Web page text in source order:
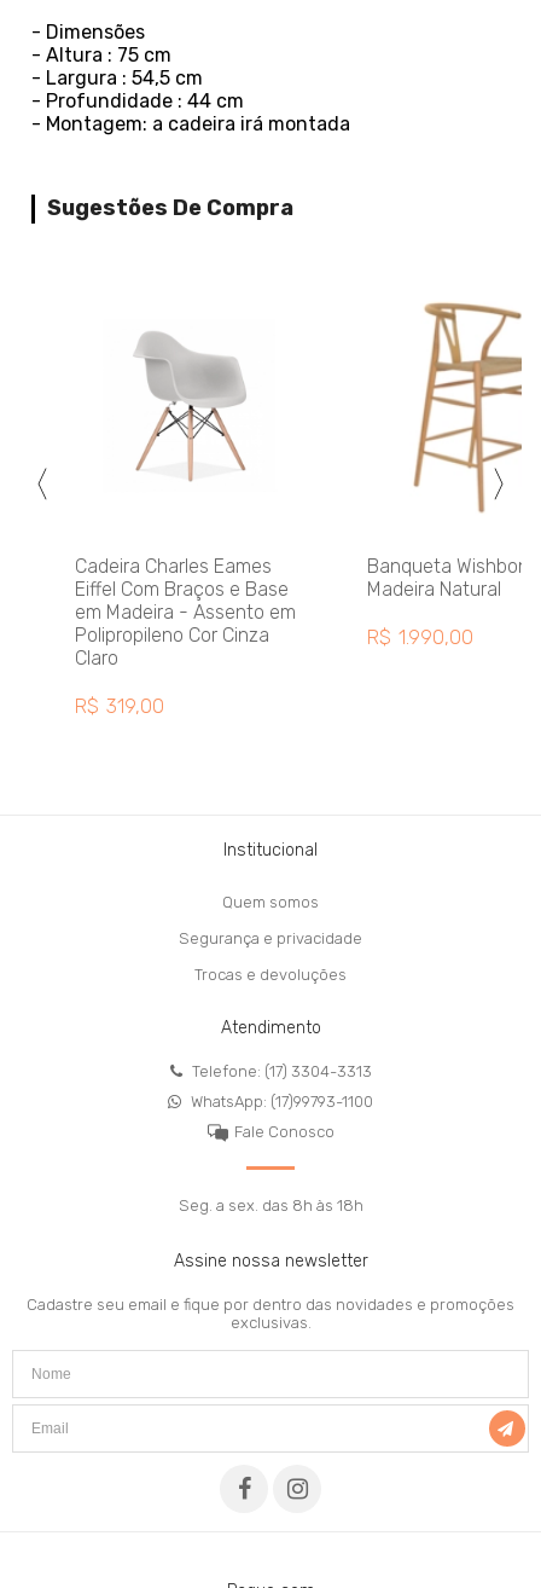
- Dimensões
- Altura : 75 cm
- Largura : 54,5 cm
- Profundidade : 44 cm
- Montagem: a cadeira irá montada
Sugestões De Compra
Cadeira Charles Eames
Eiffel Com Braços e Base
em Madeira - Assento em
Polipropileno Cor Cinza
Claro
R$ 319,00
Banqueta
Madeira Natural
R$ 1.990,00
Institucional
Quem somos
Segurança e privacidade
Trocas e devoluções
Atendimento
Telefone: (17) 3304-3313
WhatsApp: (17)99793-1100
Fale Conosco
Seg. a sex. das 8h às 18h
Assine nossa newsletter
Cadastre seu email e fique por dentro das novidades e promoções
exclusivas.